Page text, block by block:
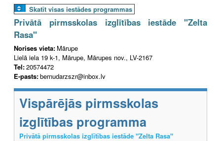
Skatīt visas iestādes programmas
Privātā pirmsskolas izglītības iestāde "Zelta
Rasa"
Norises vieta: Mārupe
Lielā iela 19 k-1, Mārupe, Mārupes nov., LV-2167
Tel:20574472
E-pasts:bernudarzszr@inbox.lv
Vispārējās pirmsskolas
izglītības programma
Privātā pirmsskolas izglītības iestāde "Zelta Rasa"